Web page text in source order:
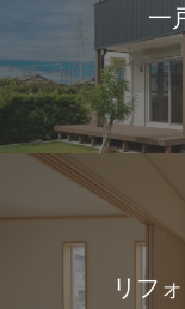
一
リフ